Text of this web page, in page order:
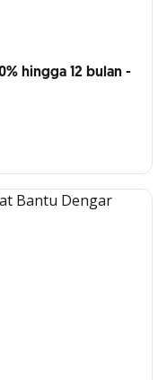
hingga 12 bulan -